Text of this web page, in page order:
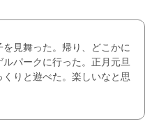
見舞った。帰り、どこかに
パークに行った。正月元旦
りと遊べた。楽しいなと思